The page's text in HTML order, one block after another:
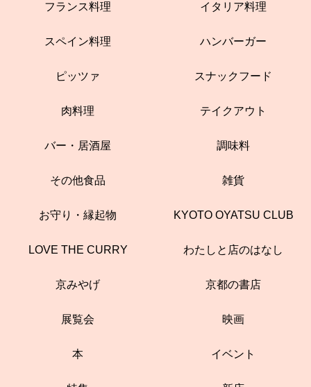
フランス料理 イタリア料理
スペイン料理 ハンバーガー
ピッツァ スナックフード
肉料理 テイクアウト
バー・居酒屋 調味料
その他食品 雑貨
お守り・縁起物 KYOTO OYATSU CLUB
LOVE THE CURRY わたしと店のはなし
京みやげ 京都の書店
展覧会 映画
本 イベント